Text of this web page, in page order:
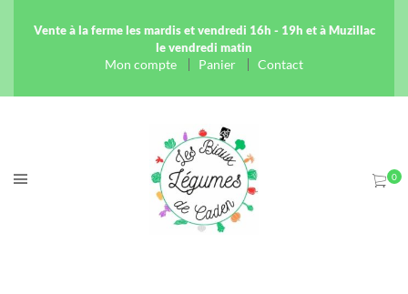
Vente à la ferme les mardis et vendredi 16h - 19h et à Muzillac
le vendredi matin
Mon compte Panier Contact